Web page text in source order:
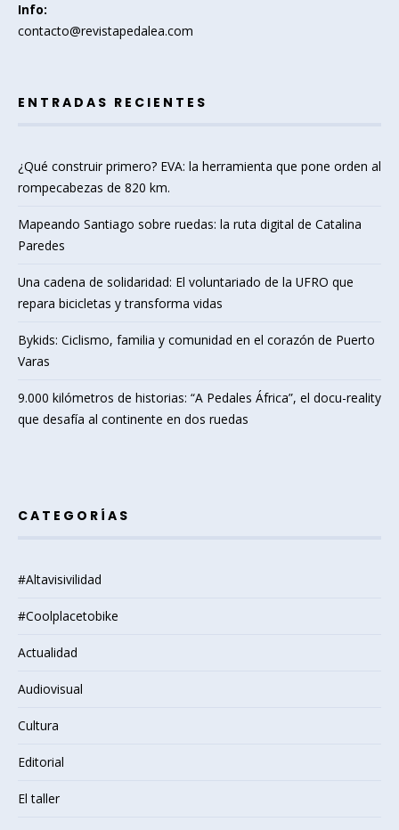
Info:
contacto@revistapedalea.com
ENTRADAS RECIENTES
¿Qué construir primero? EVA: la herramienta que pone orden al
rompecabezas de 820 km.
Mapeando Santiago sobre ruedas: la ruta digital de Catalina
Paredes
Una cadena de solidaridad: El voluntariado de la UFRO que
repara bicicletas y transforma vidas
Bykids: Ciclismo, familia y comunidad en el corazón de Puerto
Varas
9.000 kilómetros de historias: “A Pedales África”, el docu-reality
que desafía al continente en dos ruedas
CATEGORÍAS
#Altavisivilidad
#Coolplacetobike
Actualidad
Audiovisual
Cultura
Editorial
El taller